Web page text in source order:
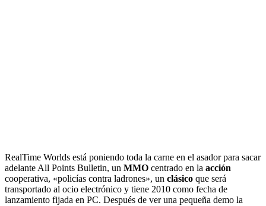
RealTime Worlds está poniendo toda la carne en el asador para sacar
adelante All Points Bulletin, un MMO centrado en la acción
cooperativa, «policías contra ladrones», un clásico que será
transportado al ocio electrónico y tiene 2010 como fecha de
lanzamiento fijada en PC. Después de ver una pequeña demo la